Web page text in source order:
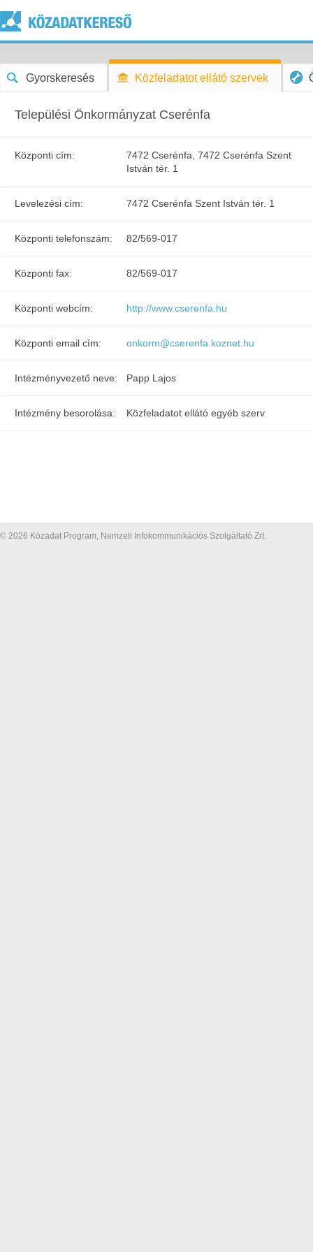
Gyorskeresés Közfeladatot ellátó szervek
Települési Önkormányzat Cserénfa
Központi cím:
7472 Cserénfa, 7472 Cserénfa Szent
István tér. 1
Levelezési cím: 7472 Cserénfa Szent István tér. 1
Központi telefonszám: 82/569-017
Központi fax: 82/569-017
Központi webcím: http://www.cserenfa.hu
Központi email cím: onkorm@cserenfa.koznet.hu
Intézményvezető neve: Papp Lajos
Intézmény besorolása: Közfeladatot ellátó egyéb szerv
© 2026 Közadat Program, Nemzeti Infokommunikációs Szolgáltató Zrt.